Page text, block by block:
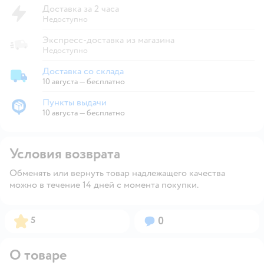
Доставка за 2 часа
Недоступно
Экспресс-доставка из магазина
Недоступно
Доставка со склада
Доставка со склада
10 августа—бесплатно
Пункты выдачи
Пункты выдачи
10 августа—бесплатно
Условия возврата
Обменять или вернуть товар надлежащего качества
можно в течение 14 дней с момента покупки.
Рейтинг:
5 Вопросов:
0
О товаре